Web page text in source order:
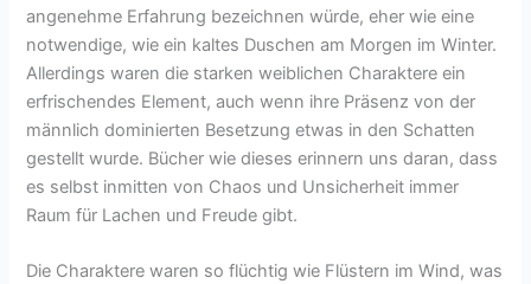
angenehme Erfahrung bezeichnen würde, eher wie eine
notwendige, wie ein kaltes Duschen am Morgen im Winter.
Allerdings waren die starken weiblichen Charaktere ein
erfrischendes Element, auch wenn ihre Präsenz von der
männlich dominierten Besetzung etwas in den Schatten
gestellt wurde. Bücher wie dieses erinnern uns daran, dass
es selbst inmitten von Chaos und Unsicherheit immer
Raum für Lachen und Freude gibt.
Die Charaktere waren so flüchtig wie Flüstern im Wind, was